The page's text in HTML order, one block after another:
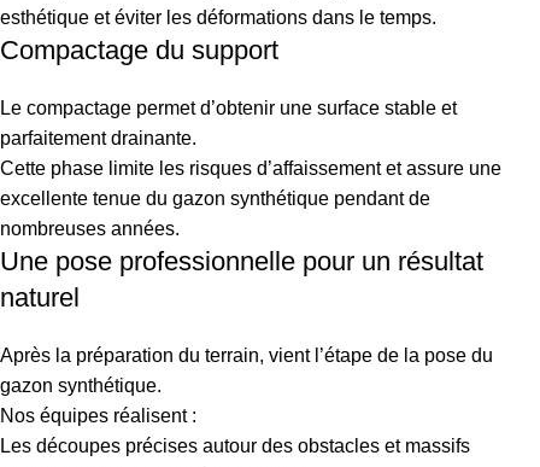
esthétique et éviter les déformations dans le temps.
Compactage du support
Le compactage permet d’obtenir une surface stable et
parfaitement drainante.
Cette phase limite les risques d’affaissement et assure une
excellente tenue du gazon synthétique pendant de
nombreuses années.
Une pose professionnelle pour un résultat
naturel
Après la préparation du terrain, vient l’étape de la pose du
gazon synthétique.
Nos équipes réalisent :
Les découpes précises autour des obstacles et massifs